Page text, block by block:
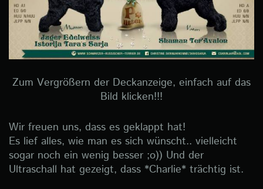
Zum Vergrößern der Deckanzeige, einfach auf das
Bild klicken!!!
Wir freuen uns, dass es geklappt hat!
Es lief alles, wie man es sich wünscht.. vielleicht
sogar noch ein wenig besser ;o)) Und der
Ultraschall hat gezeigt, dass *Charlie* trächtig ist.